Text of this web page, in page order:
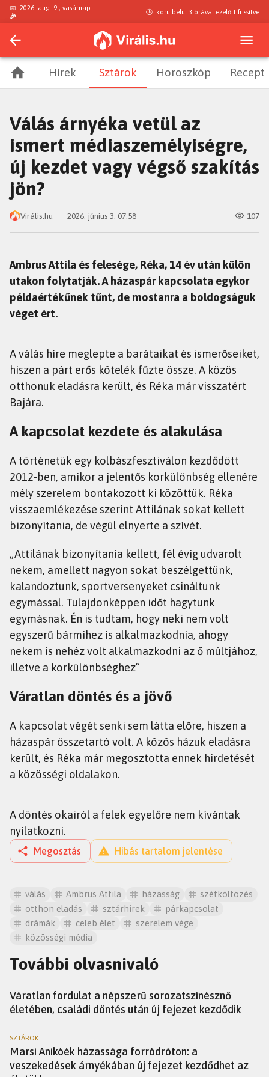
📅 2026. aug. 9., vasárnap
🎉
🕒 körülbelül 3 órával ezelőtt frissítve
Hírek Sztárok Horoszkóp Recept
Válás árnyéka vetül az
ismert médiaszemélyiségre,
új kezdet vagy végső szakítás
jön?
Virális.hu 2026. június 3. 07:58 107
Ambrus Attila és felesége, Réka, 14 év után külön
utakon folytatják. A házaspár kapcsolata egykor
példaértékűnek tűnt, de mostanra a boldogságuk
véget ért.
A válás híre meglepte a barátaikat és ismerőseiket,
hiszen a párt erős kötelék fűzte össze. A közös
otthonuk eladásra került, és Réka már visszatért
Bajára.
A kapcsolat kezdete és alakulása
A történetük egy kolbászfesztiválon kezdődött
2012-ben, amikor a jelentős korkülönbség ellenére
mély szerelem bontakozott ki közöttük. Réka
visszaemlékezése szerint Attilának sokat kellett
bizonyítania, de végül elnyerte a szívét.
„Attilának bizonyítania kellett, fél évig udvarolt
nekem, amellett nagyon sokat beszélgettünk,
kalandoztunk, sportversenyeket csináltunk
egymással. Tulajdonképpen időt hagytunk
egymásnak. Én is tudtam, hogy neki nem volt
egyszerű bármihez is alkalmazkodnia, ahogy
nekem is nehéz volt alkalmazkodni az ő múltjához,
illetve a korkülönbséghez”
Váratlan döntés és a jövő
A kapcsolat végét senki sem látta előre, hiszen a
házaspár összetartó volt. A közös házuk eladásra
került, és Réka már megosztotta ennek hirdetését
a közösségi oldalakon.
A döntés okairól a felek egyelőre nem kívántak
nyilatkozni.
Megosztás Hibás tartalom jelentése
válás Ambrus Attila házasság
szétköltözés
otthon eladás
sztárhírek
párkapcsolat
drámák
celeb élet
szerelem vége
közösségi média
További olvasnivaló
Váratlan fordulat a népszerű sorozatszínésznő
életében, családi döntés után új fejezet kezdődik
SZTÁROK
Marsi Anikóék házassága forródróton: a
veszekedések árnyékában új fejezet kezdődhet az